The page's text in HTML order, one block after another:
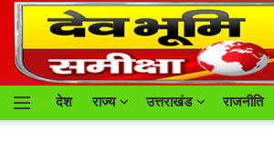
देश राज्य उत्तराखंड राजनीति